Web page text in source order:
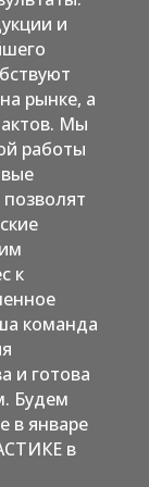
и
рынке, а
Мы
работы
к
команда
и готова
Будем
в январе
в